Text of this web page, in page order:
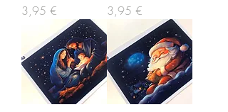
Preço
3,95 €
Preço
3,95 €